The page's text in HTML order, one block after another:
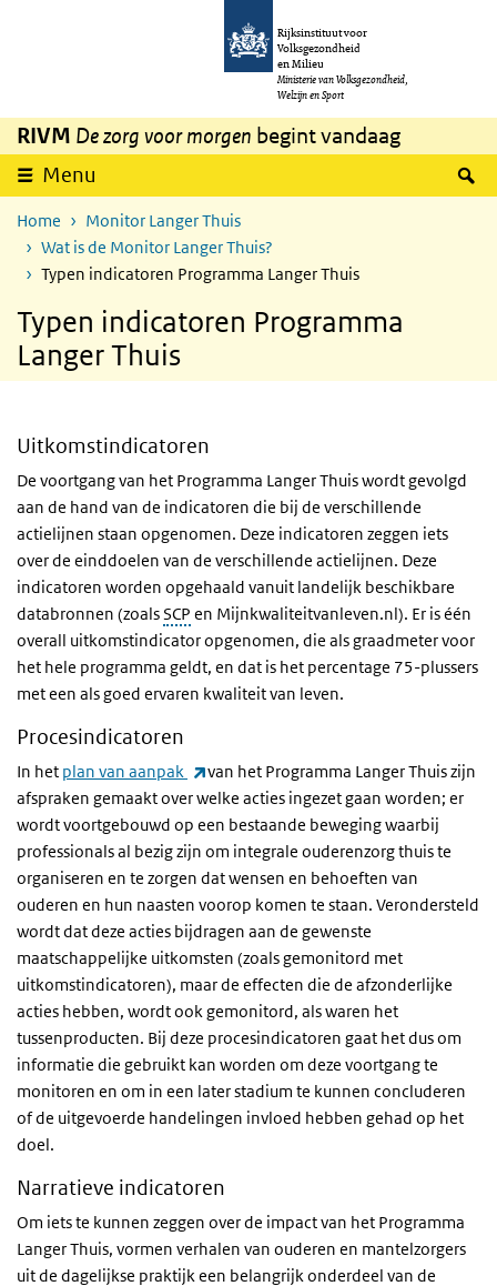
Overslaan en naar de inhoud gaan
Rijksinstituut voor
Volksgezondheid
en Milieu
Ministerie van Volksgezondheid,
Welzijn en Sport
RIVM De zorg voor morgen begint vandaag
Menu
Home
Monitor Langer Thuis
Wat is de Monitor Langer Thuis?
Typen indicatoren Programma Langer Thuis
Typen indicatoren Programma
Langer Thuis
Uitkomstindicatoren
De voortgang van het Programma Langer Thuis wordt gevolgd
aan de hand van de indicatoren die bij de verschillende
actielijnen staan opgenomen. Deze indicatoren zeggen iets
over de einddoelen van de verschillende actielijnen. Deze
indicatoren worden opgehaald vanuit landelijk beschikbare
databronnen (zoalsSCP en Mijnkwaliteitvanleven.nl). Er is één
overall uitkomstindicator opgenomen, die als graadmeter voor
het hele programma geldt, en dat is het percentage 75-plussers
met een als goed ervaren kwaliteit van leven.
Procesindicatoren
In het plan van aanpak (externe link)
van het Programma Langer Thuis zijn
afspraken gemaakt over welke acties ingezet gaan worden; er
wordt voortgebouwd op een bestaande beweging waarbij
professionals al bezig zijn om integrale ouderenzorg thuis te
organiseren en te zorgen dat wensen en behoeften van
ouderen en hun naasten voorop komen te staan. Verondersteld
wordt dat deze acties bijdragen aan de gewenste
maatschappelijke uitkomsten (zoals gemonitord met
uitkomstindicatoren), maar de effecten die de afzonderlijke
acties hebben, wordt ook gemonitord, als waren het
tussenproducten. Bij deze procesindicatoren gaat het dus om
informatie die gebruikt kan worden om deze voortgang te
monitoren en om in een later stadium te kunnen concluderen
of de uitgevoerde handelingen invloed hebben gehad op het
doel.
Narratieve indicatoren
Om iets te kunnen zeggen over de impact van het Programma
Langer Thuis, vormen verhalen van ouderen en mantelzorgers
uit de dagelijkse praktijk een belangrijk onderdeel van de